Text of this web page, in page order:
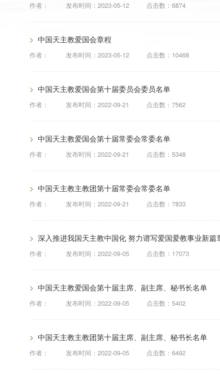
作者： 发布时间： 2023-05-12 点击数：6874
> 中国天主教爱国会章程
作者： 发布时间： 2023-05-12 点击数：10468
> 中国天主教爱国会第十届委员会委员名单
作者： 发布时间： 2022-09-21 点击数：7562
> 中国天主教爱国会第十届常委会常委名单
作者： 发布时间： 2022-09-21 点击数：5348
> 中国天主教主教团第十届常委会常委名单
作者： 发布时间： 2022-09-21 点击数：7833
> 深入推进我国天主教中国化 努力谱写爱国爱教事业新
作者： 发布时间： 2022-09-05 点击数：17073
> 中国天主教爱国会第十届主席、副主席、秘书长名单
作者： 发布时间： 2022-09-05 点击数：5402
> 中国天主教主教团第十届主席、副主席、秘书长名单
作者： 发布时间： 2022-09-05 点击数：6492